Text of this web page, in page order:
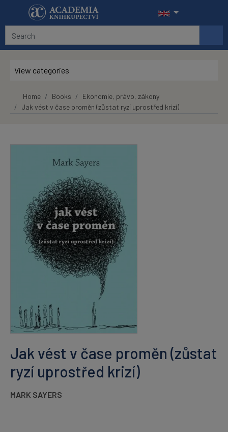
Skip to main content
View categories
Home Books
Ekonomie, právo, zákony
Jak vést v čase proměn (zůstat ryzí uprostřed krizí)
Jak vést v čase proměn (zůstat
ryzí uprostřed krizí)
MARK SAYERS